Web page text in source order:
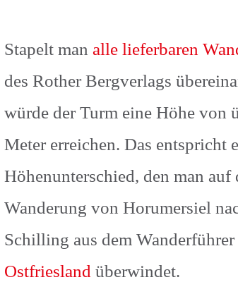
Stapelt man alle lieferbaren
des Rother Bergverlags
würde der Turm eine Höhe von
Meter erreichen. Das entspricht
Höhenunterschied, den man auf
Wanderung von Horumersiel
Schilling aus dem Wanderführer
Ostfriesland überwindet.